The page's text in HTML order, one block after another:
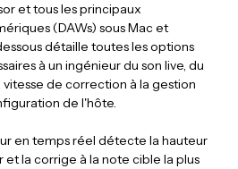
et tous les principaux
(DAWs) sous Mac et
détaille toutes les options
à un ingénieur du son live, du
de correction à la gestion
de l'hôte.
en temps réel détecte la hauteur
et la corrige à la note cible la plus